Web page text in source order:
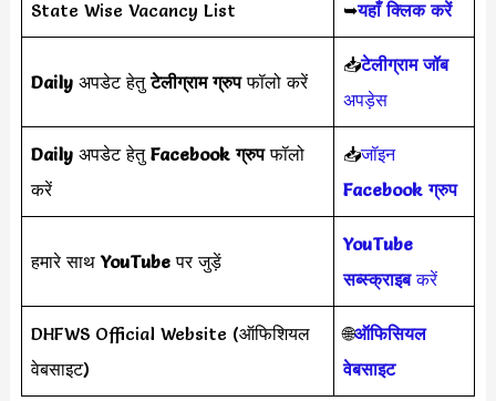
State Wise Vacancy List ➥यहाँ क्लिक करें
Daily अपडेट हेतुटेलीग्राम ग्रुपफॉलो करें
📥टेलीग्राम जॉब
अपड़ेस
Daily अपडेट हेतुFacebook ग्रुपफॉलो
करें
📥जॉइन
Facebook ग्रुप
हमारे साथYouTubeपर जुड़ें
YouTube
सब्स्क्राइबकरें
DHFWS Official Website (ऑफिशियल
वेबसाइट)
🌐ऑफिसियल
वेबसाइट